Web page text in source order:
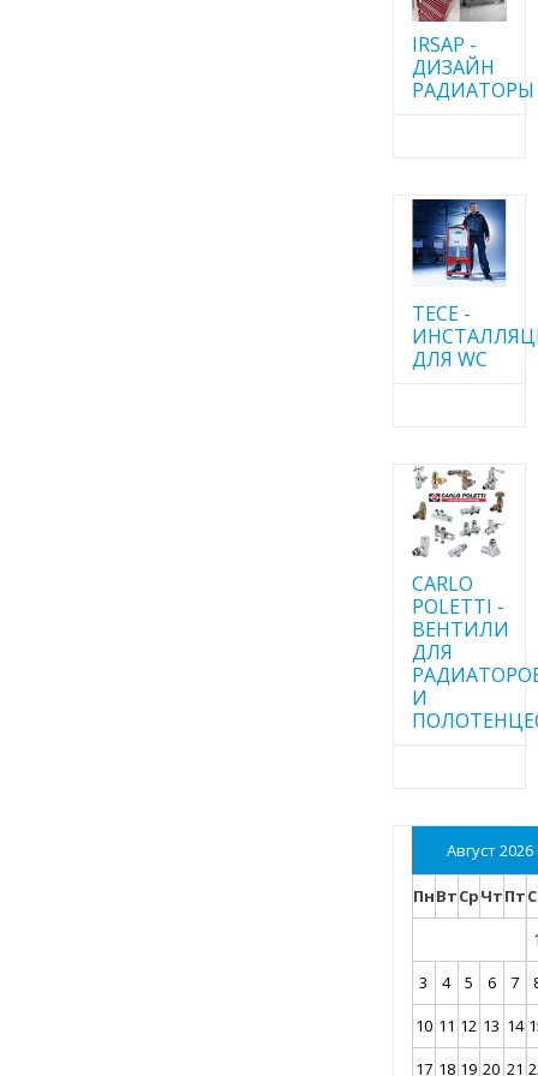
IRSAP -
ДИЗАЙН
РАДИАТОРЫ
TECE -
ДЛЯ WC
CARLO
POLETTI -
ВЕНТИЛИ
ДЛЯ
И
Август 2026
ПнВтСрЧтПт
3
4 5 6 7
10 11 12 13 14
17 18 19 20 21